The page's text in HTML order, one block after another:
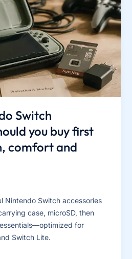
Switch
you buy first
comfort and
Nintendo Switch accessories
case, microSD, then
for
Switch Lite.